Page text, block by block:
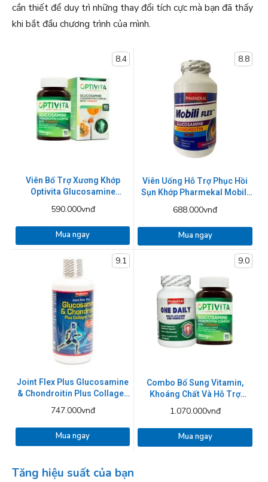
cần thiết để duy trì những thay đổi tích cực mà bạn đã thấy
khi bắt đầu chương trình của mình.
8.4
Viên Bổ Trợ Xương Khớp
Optivita Glucosamine
Turmeric
590.000vnđ
Mua ngay
8.8
Viên Uống Hỗ Trợ Phục Hồi
Sụn Khớp Pharmekal Mobili
688.000vnđ
Mua ngay
9.1
Joint Flex Plus Glucosamine
& Chondroitin Plus Collagen
747.000vnđ
Mua ngay
9.0
Combo Bổ Sung Vitamin,
Khoáng Chất Và Hỗ Trợ
Ngày
1.070.000vnđ
Mua ngay
Tăng hiệu suất của bạn